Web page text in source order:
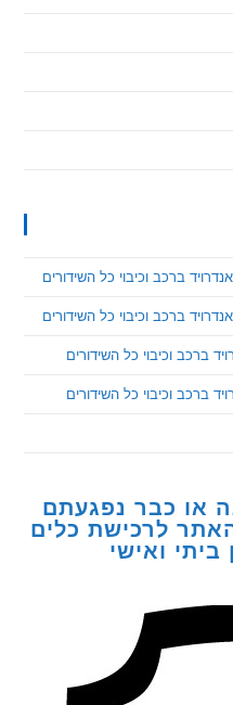
וכיבוי כל השידורים
וכיבוי כל השידורים
כל השידורים
כל השידורים
נפגעתם
כלים